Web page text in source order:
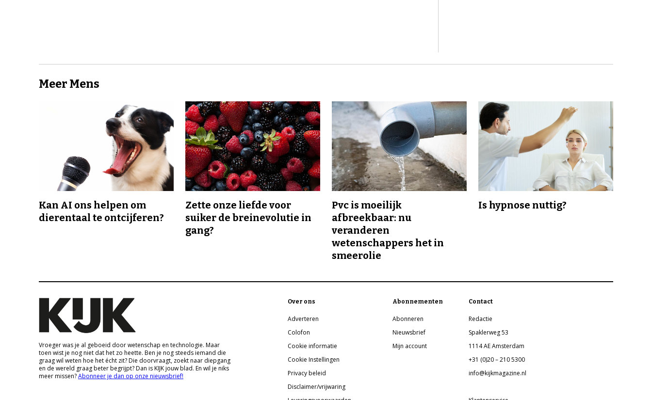
Meer Mens
Kan AI ons helpen om
dierentaal te ontcijferen?
Zette onze liefde voor
suiker de breinevolutie in
gang?
Pvc is moeilijk
afbreekbaar: nu
veranderen
wetenschappers het in
smeerolie
Is hypnose nuttig?
Vroeger was je al geboeid door wetenschap en technologie. Maar
toen wist je nog niet dat het zo heette. Ben je nog steeds iemand die
graag wil weten hoe het écht zit? Die doorvraagt, zoekt naar diepgang
en de wereld graag beter begrijpt? Dan is KIJK jouw blad. En wil je niks
meer missen?Abonneer je dan op onze nieuwsbrief!
Over ons
Adverteren
Colofon
Cookie informatie
Cookie Instellingen
Privacy beleid
Disclaimer/vrijwaring
Abonnementen
Abonneren
Nieuwsbrief
Mijn account
Contact
Redactie
Spaklerweg 53
1114 AE Amsterdam
+31 (0)20 – 210 5300
info@kijkmagazine.nl